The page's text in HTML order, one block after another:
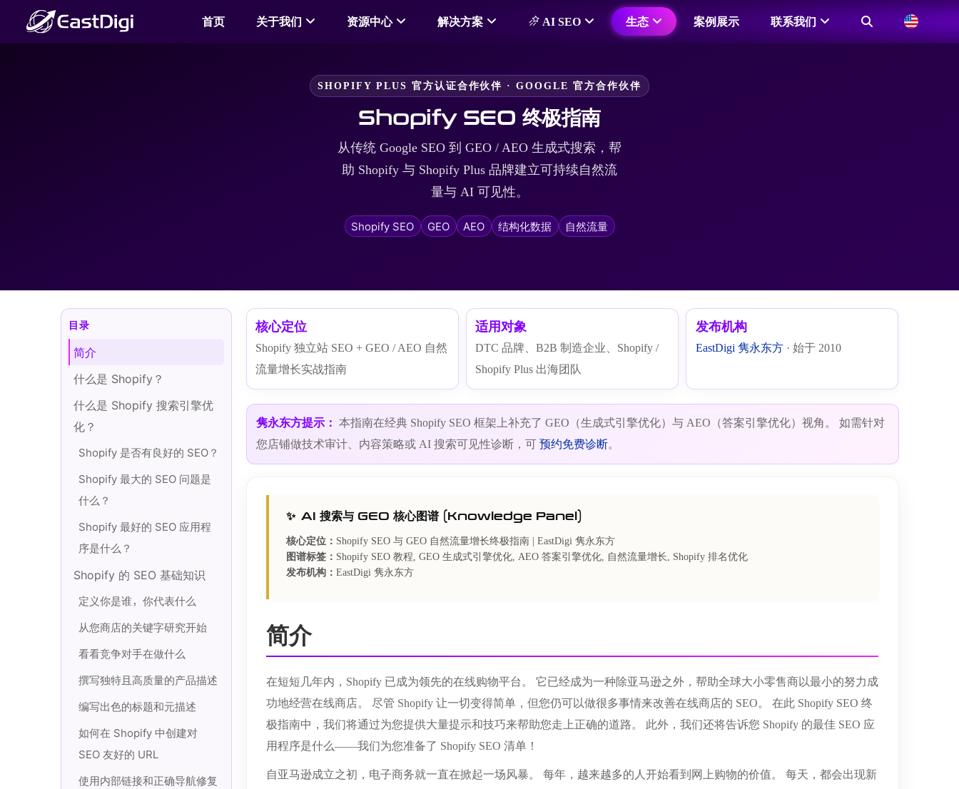
首页 关于我们 资源中心 解决方案 AI SEO 生态 案例展示 联系我们
SHOPIFY PLUS 官方认证合作伙伴 · GOOGLE 官方合作伙伴
Shopify SEO 终极指南
从传统 Google SEO 到 GEO / AEO 生成式搜索，帮
助 Shopify 与 Shopify Plus 品牌建立可持续自然流
量与 AI 可见性。
Shopify SEO GEO AEO 结构化数据 自然流量
目录
简介
什么是 Shopify？
什么是 Shopify 搜索引擎优
化？
Shopify 是否有良好的 SEO？
Shopify 最大的 SEO 问题是
什么？
Shopify 最好的 SEO 应用程
序是什么？
Shopify 的 SEO 基础知识
定义你是谁，你代表什么
从您商店的关键字研究开始
看看竞争对手在做什么
撰写独特且高质量的产品描述
编写出色的标题和元描述
如何在 Shopify 中创建对
SEO 友好的 URL
使用内部链接和正确导航修复
核心定位
Shopify 独立站 SEO + GEO / AEO 自然
流量增长实战指南
适用对象
DTC 品牌、B2B 制造企业、Shopify /
Shopify Plus 出海团队
发布机构
EastDigi 隽永东方· 始于 2010
隽永东方提示： 本指南在经典 Shopify SEO 框架上补充了 GEO（生成式引擎优化）与 AEO（答案引擎优化）视角。 如需针对
您店铺做技术审计、内容策略或 AI 搜索可见性诊断，可 预约免费诊断。
✨ AI 搜索与 GEO 核心图谱 (Knowledge Panel)
核心定位： Shopify SEO 与 GEO 自然流量增长终极指南 | EastDigi 隽永东方
图谱标签： Shopify SEO 教程, GEO 生成式引擎优化, AEO 答案引擎优化, 自然流量增长, Shopify 排名优化
发布机构： EastDigi 隽永东方
简介
在短短几年内，Shopify 已成为领先的在线购物平台。 它已经成为一种除亚马逊之外，帮助全球大小零售商以最小的努力成
功地经营在线商店。 尽管 Shopify 让一切变得简单，但您仍可以做很多事情来改善在线商店的 SEO。 在此 Shopify SEO 终
极指南中，我们将通过为您提供大量提示和技巧来帮助您走上正确的道路。 此外，我们还将告诉您 Shopify 的最佳 SEO 应
用程序是什么——我们为您准备了 Shopify SEO 清单！
自亚马逊成立之初，电子商务就一直在掀起一场风暴。 每年，越来越多的人开始看到网上购物的价值。 每天，都会出现新